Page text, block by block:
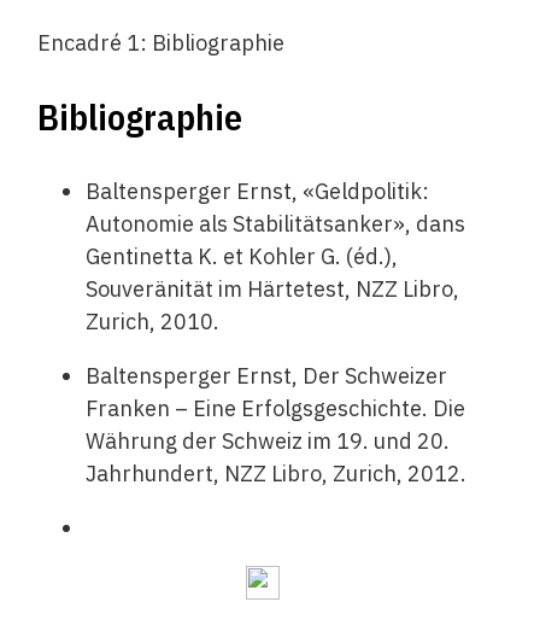
Encadré 1: Bibliographie
Bibliographie
Baltensperger Ernst, «Geldpolitik:
Autonomie als Stabilitätsanker», dans
Gentinetta K. et Kohler G. (éd.),
Souveränität im Härtetest, NZZ Libro,
Zurich, 2010.
Baltensperger Ernst, Der Schweizer
Franken – Eine Erfolgsgeschichte. Die
Währung der Schweiz im 19. und 20.
Jahrhundert, NZZ Libro, Zurich, 2012.